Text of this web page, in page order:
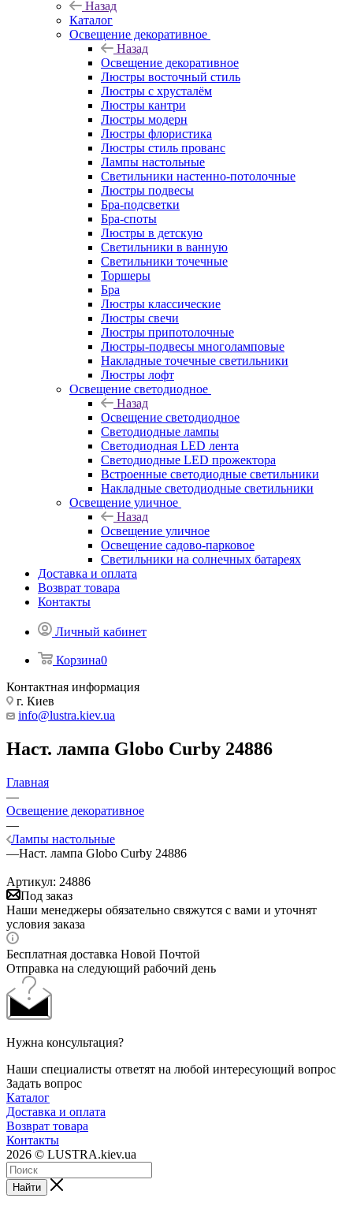
Назад
Каталог
Освещение декоративное
Назад
Освещение декоративное
Люстры восточный стиль
Люстры с хрусталём
Люстры кантри
Люстры модерн
Люстры флористика
Люстры стиль прованс
Лампы настольные
Светильники настенно-потолочные
Люстры подвесы
Бра-подсветки
Бра-споты
Люстры в детскую
Светильники в ванную
Светильники точечные
Торшеры
Бра
Люстры классические
Люстры свечи
Люстры припотолочные
Люстры-подвесы многоламповые
Накладные точечные светильники
Люстры лофт
Освещение светодиодное
Назад
Освещение светодиодное
Светодиодные лампы
Светодиодная LED лента
Светодиодные LED прожектора
Встроенные светодиодные светильники
Накладные светодиодные светильники
Освещение уличное
Назад
Освещение уличное
Освещение садово-парковое
Светильники на солнечных батареях
Доставка и оплата
Возврат товара
Контакты
Личный кабинет
Корзина0
Контактная информация
г. Киев
info@lustra.kiev.ua
Наст. лампа Globo Curby 24886
Главная
—
Освещение декоративное
—
Лампы настольные
—Наст. лампа Globo Curby 24886
Артикул: 24886
Под заказ
Наши менеджеры обязательно свяжутся с вами и уточнят
условия заказа
Бесплатная доставка Новой Почтой
Отправка на следующий рабочий день
Нужна консультация?
Наши специалисты ответят на любой интересующий вопрос
Задать вопрос
Каталог
Доставка и оплата
Возврат товара
Контакты
2026 © LUSTRA.kiev.ua
Найти